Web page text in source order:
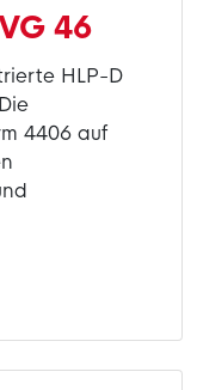
46
HLP-D
4406 auf